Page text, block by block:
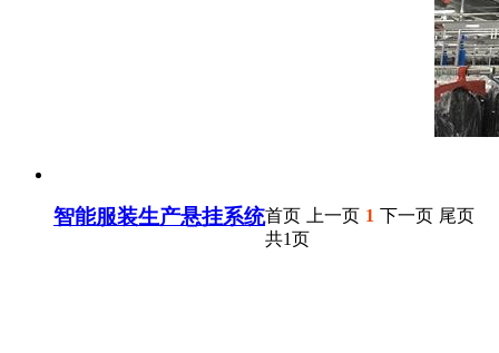
智能服装生产悬挂系统首页 上一页 1 下一页 尾页
共1页